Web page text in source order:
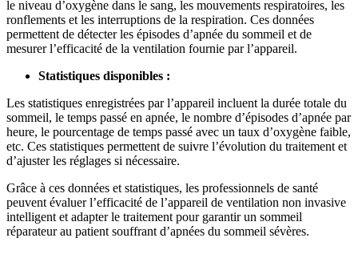
le niveau d’oxygène dans le sang, les mouvements respiratoires, les
ronflements et les interruptions de la respiration. Ces données
permettent de détecter les épisodes d’apnée du sommeil et de
mesurer l’efficacité de la ventilation fournie par l’appareil.
Statistiques disponibles :
Les statistiques enregistrées par l’appareil incluent la durée totale du
sommeil, le temps passé en apnée, le nombre d’épisodes d’apnée par
heure, le pourcentage de temps passé avec un taux d’oxygène faible,
etc. Ces statistiques permettent de suivre l’évolution du traitement et
d’ajuster les réglages si nécessaire.
Grâce à ces données et statistiques, les professionnels de santé
peuvent évaluer l’efficacité de l’appareil de ventilation non invasive
intelligent et adapter le traitement pour garantir un sommeil
réparateur au patient souffrant d’apnées du sommeil sévères.